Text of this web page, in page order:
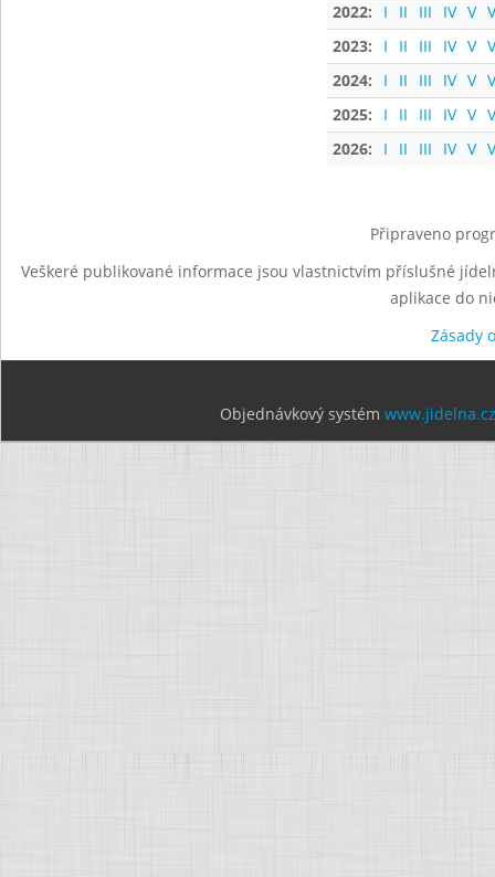
2022:
I II III IV V
2023:
I II III IV V
2024:
I II III IV V
2025:
I II III IV V
2026:
I II III IV V
Připraveno
Veškeré publikované informace jsou vlastnictvím příslušné
aplikace do
Zásady
Objednávkový systém www.jidelna.cz